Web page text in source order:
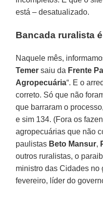
está – desatualizado.
Bancada ruralista
Naquele mês,
Temer saiu da Frente
Agropecuária“. E o
correto. Só que não
que barraram o
e sim 134. (Fora os
agropecuárias que não
paulistas Beto Mansur,
outros ruralistas, o
ministro das Cidades no
fevereiro, líder do